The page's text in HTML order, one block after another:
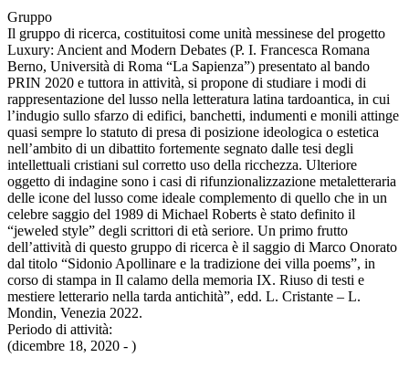
Gruppo
Il gruppo di ricerca, costituitosi come unità messinese del progetto
Luxury: Ancient and Modern Debates (P. I. Francesca Romana
Berno, Università di Roma “La Sapienza”) presentato al bando
PRIN 2020 e tuttora in attività, si propone di studiare i modi di
rappresentazione del lusso nella letteratura latina tardoantica, in cui
l’indugio sullo sfarzo di edifici, banchetti, indumenti e monili attinge
quasi sempre lo statuto di presa di posizione ideologica o estetica
nell’ambito di un dibattito fortemente segnato dalle tesi degli
intellettuali cristiani sul corretto uso della ricchezza. Ulteriore
oggetto di indagine sono i casi di rifunzionalizzazione metaletteraria
delle icone del lusso come ideale complemento di quello che in un
celebre saggio del 1989 di Michael Roberts è stato definito il
“jeweled style” degli scrittori di età seriore. Un primo frutto
dell’attività di questo gruppo di ricerca è il saggio di Marco Onorato
dal titolo “Sidonio Apollinare e la tradizione dei villa poems”, in
corso di stampa in Il calamo della memoria IX. Riuso di testi e
mestiere letterario nella tarda antichità”, edd. L. Cristante – L.
Mondin, Venezia 2022.
Periodo di attività:
(dicembre 18, 2020 - )